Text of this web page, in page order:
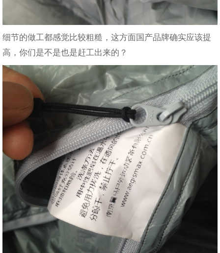
细节的做工都感觉比较粗糙，这方面国产品牌确实应该提
高，你们是不是也是赶工出来的？